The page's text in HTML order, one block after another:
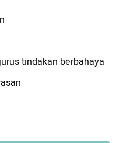
tindakan berbahaya